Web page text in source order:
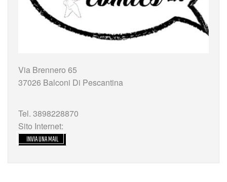
Via Brennero 65
37026 Balconi Di Pescantina
Tel. 3898228870
Sito Internet:
INVIA UNA MAIL